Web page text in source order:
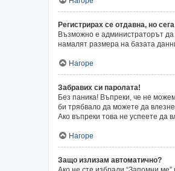
Регистрирах се отдавна, но
Възможно е администраторът да
намалят размера на базата
Нагоре
Забравих си паролата!
Без паника! Въпреки, че не
би трябвало да можете да
Ако въпреки това не успеете да
Нагоре
Защо излизам автоматично?